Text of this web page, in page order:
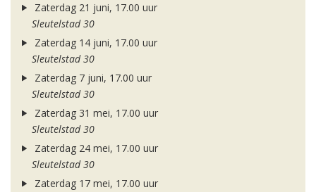
Zaterdag 21 juni, 17.00 uur
Sleutelstad 30
Zaterdag 14 juni, 17.00 uur
Sleutelstad 30
Zaterdag 7 juni, 17.00 uur
Sleutelstad 30
Zaterdag 31 mei, 17.00 uur
Sleutelstad 30
Zaterdag 24 mei, 17.00 uur
Sleutelstad 30
Zaterdag 17 mei, 17.00 uur